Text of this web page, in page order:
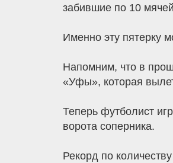
забившие по 10
Именно эту пятерку
Напомним, что в
«Уфы», которая
Теперь футболист
ворота соперника.
Рекорд по